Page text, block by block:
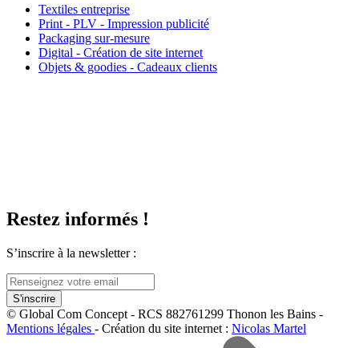
Textiles entreprise
Print - PLV - Impression publicité
Packaging sur-mesure
Digital - Création de site internet
Objets & goodies - Cadeaux clients
Restez informés !
S’inscrire à la newsletter :
© Global Com Concept - RCS 882761299 Thonon les Bains -
Mentions légales - Création du site internet : Nicolas Martel